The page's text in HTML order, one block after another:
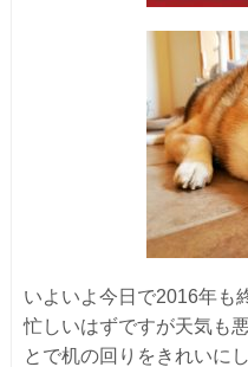
いよいよ今日で2016年も
忙しいはずですが天気も
とで机の回りをきれいに